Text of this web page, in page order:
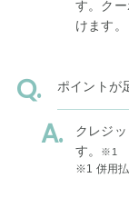
す。ク
けます。
ポイントが
クレジ
す。
※1
※1 併用